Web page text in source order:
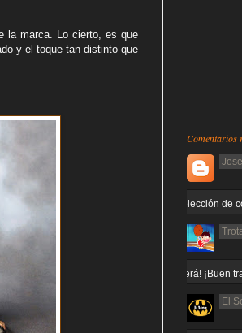
la marca. Lo cierto, es que
y el toque tan distinto que
Comentarios
Muy buena elección de
¡Arnor no caerá! ¡Buen
El